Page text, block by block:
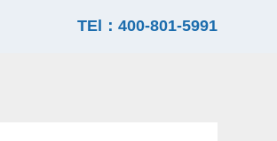
TEl：400-801-5991